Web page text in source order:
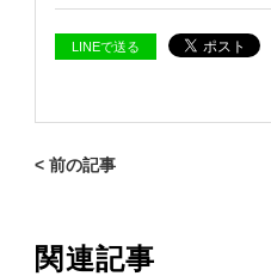
LINEで送る
< 前の記事
関連記事